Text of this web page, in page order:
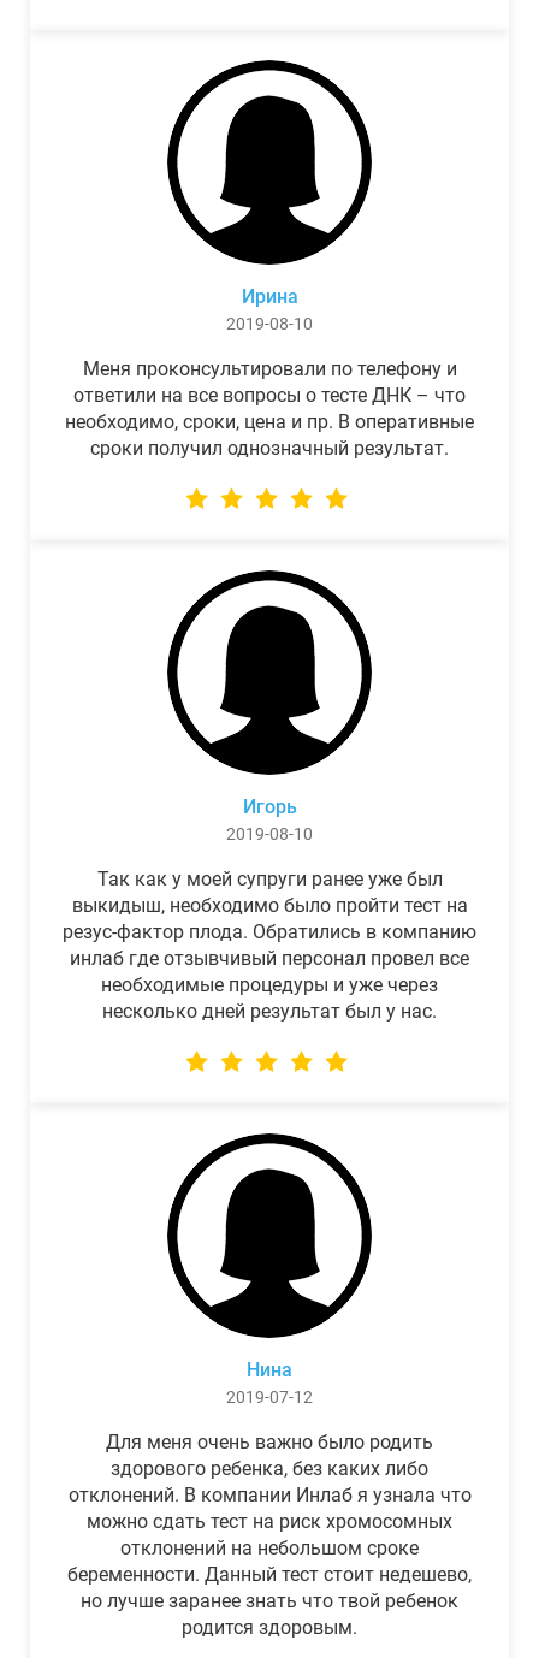
Ирина
2019-08-10
Меня проконсультировали по телефону и
ответили на все вопросы о тесте ДНК – что
необходимо, сроки, цена и пр. В оперативные
сроки получил однозначный результат.
Игорь
2019-08-10
Так как у моей супруги ранее уже был
выкидыш, необходимо было пройти тест на
резус-фактор плода. Обратились в компанию
инлаб где отзывчивый персонал провел все
необходимые процедуры и уже через
несколько дней результат был у нас.
Нина
2019-07-12
Для меня очень важно было родить
здорового ребенка, без каких либо
отклонений. В компании Инлаб я узнала что
можно сдать тест на риск хромосомных
отклонений на небольшом сроке
беременности. Данный тест стоит недешево,
но лучше заранее знать что твой ребенок
родится здоровым.